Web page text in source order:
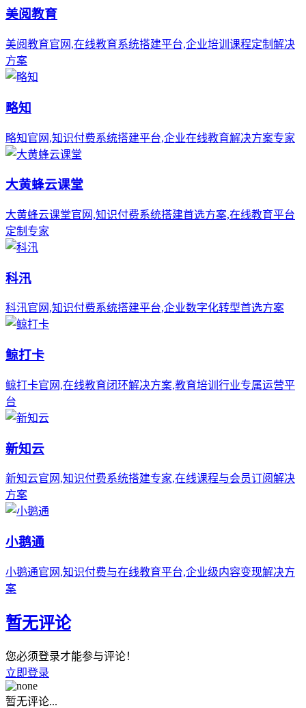
美阅教育
美阅教育官网,在线教育系统搭建平台,企业培训课程定制解决
方案
略知
略知官网,知识付费系统搭建平台,企业在线教育解决方案专家
大黄蜂云课堂
大黄蜂云课堂官网,知识付费系统搭建首选方案,在线教育平台
定制专家
科汛
科汛官网,知识付费系统搭建平台,企业数字化转型首选方案
鲸打卡
鲸打卡官网,在线教育闭环解决方案,教育培训行业专属运营平
台
新知云
新知云官网,知识付费系统搭建专家,在线课程与会员订阅解决
方案
小鹅通
小鹅通官网,知识付费与在线教育平台,企业级内容变现解决方
案
暂无评论
您必须登录才能参与评论！
立即登录
暂无评论...